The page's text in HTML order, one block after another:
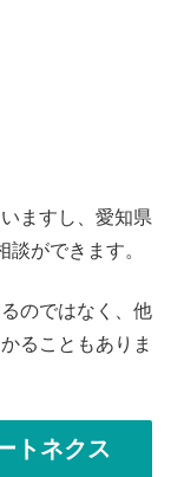
ますし、愛知県
ができます。
のではなく、他
ることもありま
トネクス